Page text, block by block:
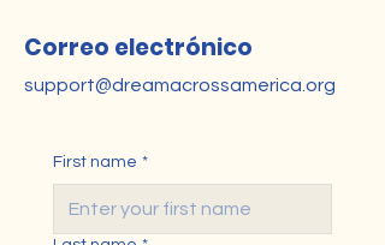
Correo electrónico
support@dreamacrossamerica.org
First name *